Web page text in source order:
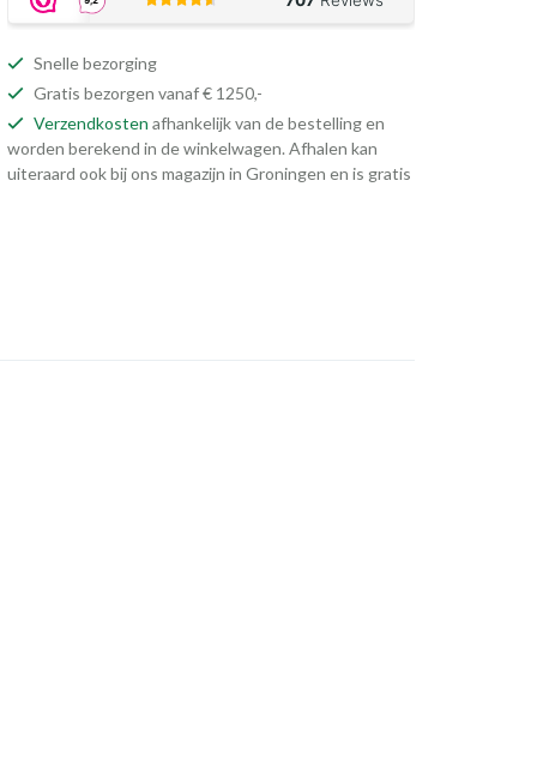
Snelle bezorging
Gratis bezorgen vanaf € 1250,-
Verzendkosten afhankelijk van de bestelling en
worden berekend in de winkelwagen. Afhalen kan
uiteraard ook bij ons magazijn in Groningen en is gratis